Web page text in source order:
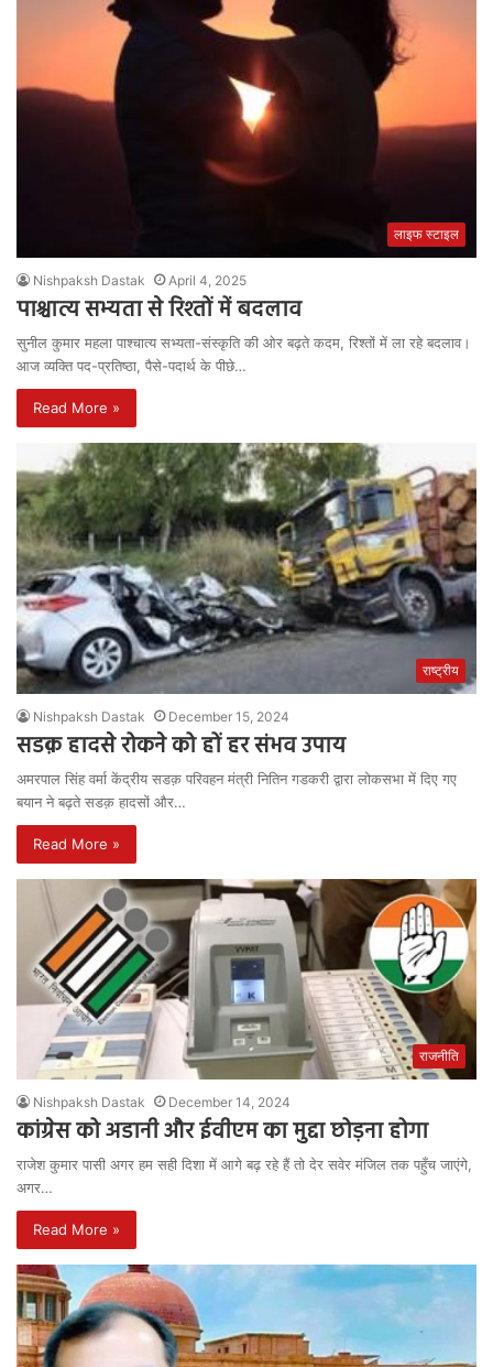
लाइफ स्टाइल
Nishpaksh Dastak April 4, 2025
पाश्चात्य सभ्यता से रिश्तों में बदलाव
सुनील कुमार महला पाश्चात्य सभ्यता-संस्कृति की ओर बढ़ते कदम, रिश्तों में ला रहे बदलाव।
आज व्यक्ति पद-प्रतिष्ठा, पैसे-पदार्थ के पीछे…
Read More »
राष्ट्रीय
Nishpaksh Dastak December 15, 2024
सडक़ हादसे रोकने को हों हर संभव उपाय
अमरपाल सिंह वर्मा केंद्रीय सडक़ परिवहन मंत्री नितिन गडकरी द्वारा लोकसभा में दिए गए
बयान ने बढ़ते सडक़ हादसों और…
Read More »
राजनीति
Nishpaksh Dastak December 14, 2024
कांग्रेस को अडानी और ईवीएम का मुद्दा छोड़ना होगा
राजेश कुमार पासी अगर हम सही दिशा में आगे बढ़ रहे हैं तो देर सवेर मंजिल तक पहुँच जाएंगे,
अगर…
Read More »